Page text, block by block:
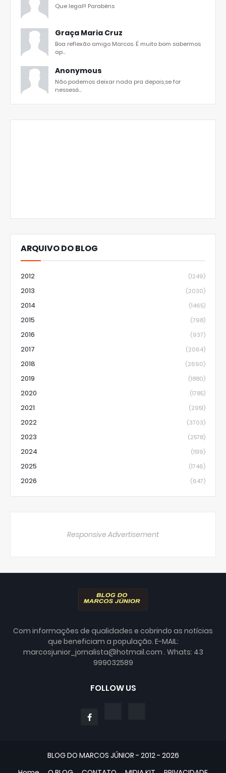
Que legal!! Parabéns
Graça Maria Cruz
Boa reflexão amigo Marcos. É muito bom sabermos
ap...
Anonymous
Não podemos deixar nada pra depois,se for
nessesá...
ARQUIVO DO BLOG
2012 (1249)
2013 (2030)
2014 (1465)
2015 (798)
2016 (937)
2017 (2064)
2018 (2690)
2019 (1880)
2020 (1785)
2021 (2951)
2022 (3703)
2023 (2578)
2024 (1519)
2025 (1746)
2026 (647)
Responsive Advertisement
Com informações de qualidades e cobrindo as notícias
que beneficiam a população. E-MAIL:
marcosjunior_jornalista@hotmail.com . Whats: 43
999032589
FOLLOW US
BLOG DO MARCOS JÚNIOR - 2012 - 2026